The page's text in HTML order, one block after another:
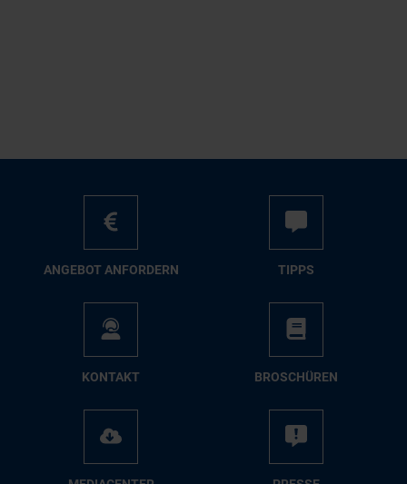
AN­GE­BOT AN­FOR­DERN TIPPS
KON­TAKT BRO­SCHÜ­REN